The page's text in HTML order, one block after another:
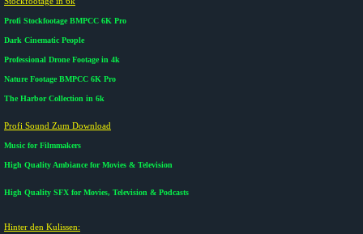
Profi Stockfootage BMPCC 6K Pro
Dark Cinematic People
Professional Drone Footage in 4k
Nature Footage BMPCC 6K Pro
The Harbor Collection in 6k
Profi Sound Zum Download
Music for Filmmakers
High Quality Ambiance for Movies & Television
High Quality SFX for Movies, Television & Podcasts
Hinter den Kulissen: